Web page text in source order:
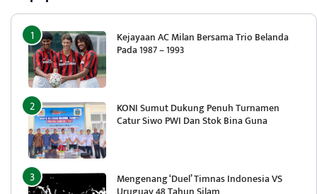
Kejayaan AC Milan Bersama Trio Belanda
Pada 1987 – 1993
KONI Sumut Dukung Penuh Turnamen
Catur Siwo PWI Dan Stok Bina Guna
Mengenang ‘Duel’ Timnas Indonesia VS